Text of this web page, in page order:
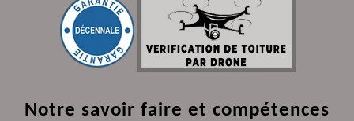
Notre savoir faire et compétences